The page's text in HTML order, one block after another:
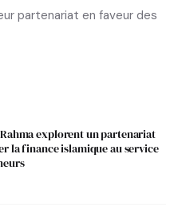
partenariat en faveur des
Rahma explorent un partenariat
la finance islamique au service